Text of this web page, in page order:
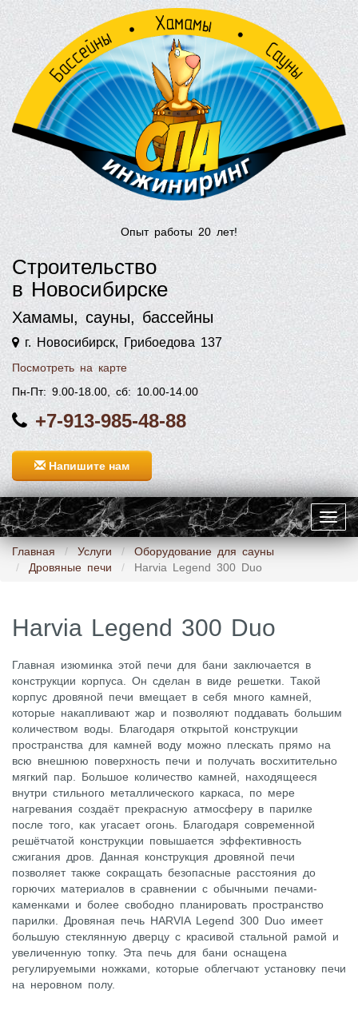
Опыт работы 20 лет!
Строительство
в Новосибирске
Хамамы, сауны, бассейны
г. Новосибирск, Грибоедова 137
Посмотреть на карте
Пн-Пт: 9.00-18.00, сб: 10.00-14.00
+7-913-985-48-88
Напишите нам
Главная
Услуги
Оборудование для сауны
Дровяные печи
Harvia Legend 300 Duo
Harvia Legend 300 Duo
Главная изюминка этой печи для бани заключается в
конструкции корпуса. Он сделан в виде решетки. Такой
корпус дровяной печи вмещает в себя много камней,
которые накапливают жар и позволяют поддавать большим
количеством воды. Благодаря открытой конструкции
пространства для камней воду можно плескать прямо на
всю внешнюю поверхность печи и получать восхитительно
мягкий пар. Большое количество камней, находящееся
внутри стильного металлического каркаса, по мере
нагревания создаёт прекрасную атмосферу в парилке
после того, как угасает огонь. Благодаря современной
решётчатой конструкции повышается эффективность
сжигания дров. Данная конструкция дровяной печи
позволяет также сокращать безопасные расстояния до
горючих материалов в сравнении с обычными печами-
каменками и более свободно планировать пространство
парилки. Дровяная печь HARVIA Legend 300 Duo имеет
большую стеклянную дверцу с красивой стальной рамой и
увеличенную топку. Эта печь для бани оснащена
регулируемыми ножками, которые облегчают установку печи
на неровном полу.